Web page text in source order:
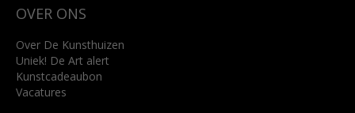
4818 SB Breda
info@kunsthuisbreda.nl
Lees meer
OVER ONS
Over De Kunsthuizen
Uniek! De Art alert
Kunstcadeaubon
Vacatures